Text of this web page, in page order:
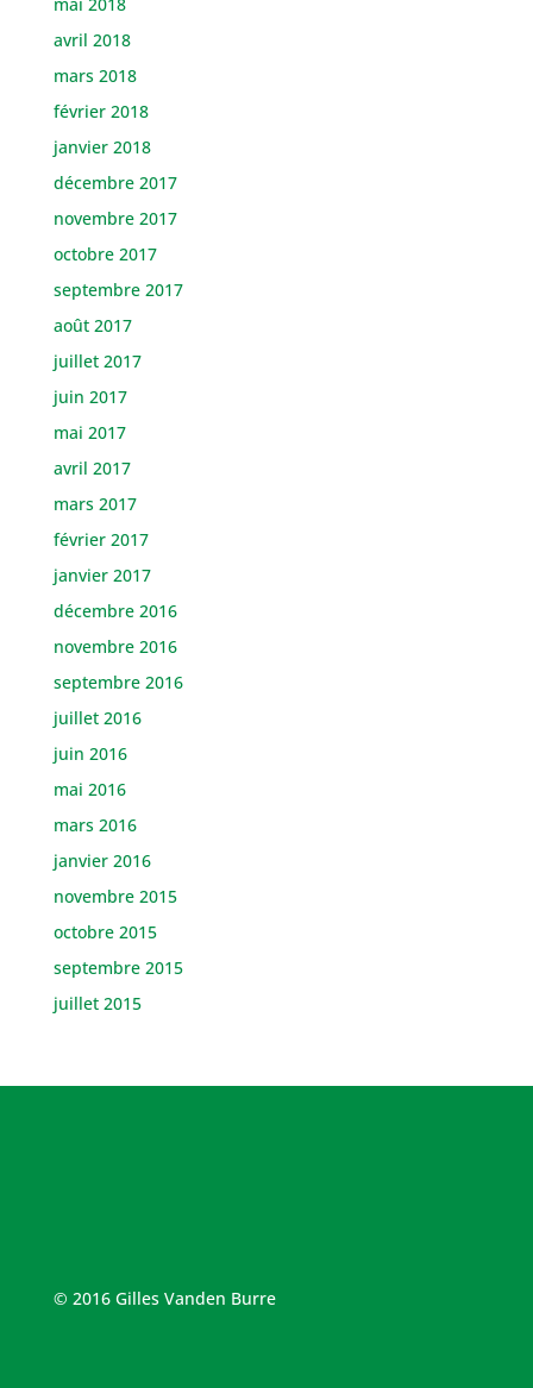
avril 2018
mars 2018
février 2018
janvier 2018
décembre 2017
novembre 2017
octobre 2017
septembre 2017
août 2017
juillet 2017
juin 2017
mai 2017
avril 2017
mars 2017
février 2017
janvier 2017
décembre 2016
novembre 2016
septembre 2016
juillet 2016
juin 2016
mai 2016
mars 2016
janvier 2016
novembre 2015
octobre 2015
septembre 2015
juillet 2015
© 2016 Gilles Vanden Burre